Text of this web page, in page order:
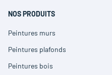
fenêtre)
NOS PRODUITS
Peintures murs
(ouvre
dans
nouvelle
Peintures plafonds
(ouvre
dans
Peintures bois
(ouvre